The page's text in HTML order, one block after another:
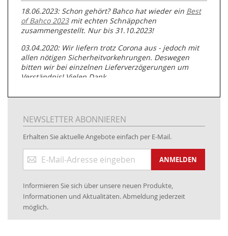
18.06.2023: Schon gehört? Bahco hat wieder ein Best
of Bahco 2023mit echten Schnäppchen
zusammengestellt. Nur bis 31.10.2023!
03.04.2020: Wir liefern trotz Corona aus - jedoch mit
allen nötigen Sicherheitvorkehrungen. Deswegen
bitten wir bei einzelnen Lieferverzögerungen um
Verständnis! Vielen Dank.
05.07.2019: Neuester Zugang zu unserer
Rohrbearbeitung
01.06.2019: Individuell
bedruckte Kabeltrommeln
www.kabeltrommeln-versand.de/Kabelbedruckung
04.11.2018: Überarbeitung der Corporate Identity (CI)
16.01.2017:JETZT NEU- Visa & MasterCard (inkl.
Maestro)
12.01.2017:JETZT NEU- giropay, SOFORT-Überweisung
NEWSLETTER ABONNIEREN
Erhalten Sie aktuelle Angebote einfach per E-Mail.
zum
ANMELDEN
Informieren Sie sich über unsere neuen Produkte,
Informationen und Aktualitäten. Abmeldung jederzeit
möglich.